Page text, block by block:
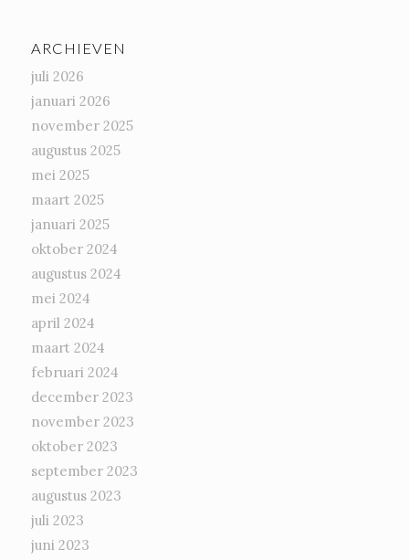
ARCHIEVEN
juli 2026
januari 2026
november 2025
augustus 2025
mei 2025
maart 2025
januari 2025
oktober 2024
augustus 2024
mei 2024
april 2024
maart 2024
februari 2024
december 2023
november 2023
oktober 2023
september 2023
augustus 2023
juli 2023
juni 2023